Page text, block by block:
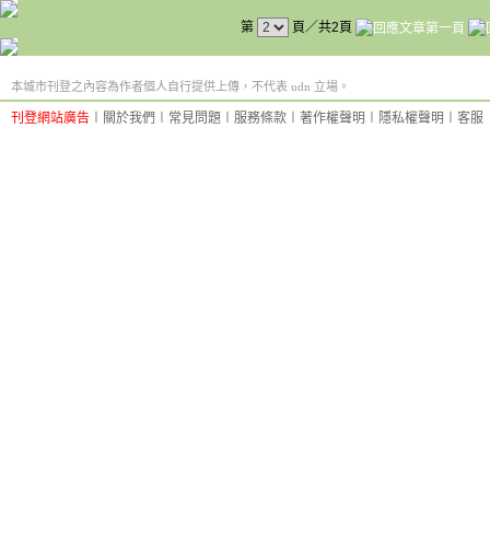
第 頁／共2頁
本城市刊登之內容為作者個人自行提供上傳，不代表 udn 立場。
刊登網站廣告 關於我們 常見問題 服務條款 著作權聲明 隱私權聲明 客服